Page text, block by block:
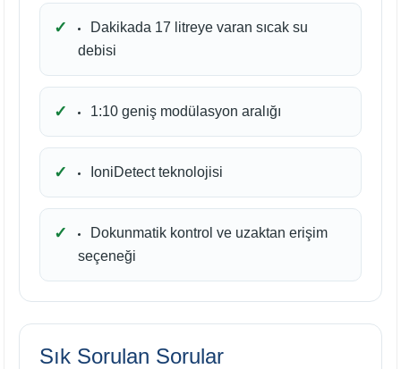
Dakikada 17 litreye varan sıcak su
debisi
1:10 geniş modülasyon aralığı
IoniDetect teknolojisi
Dokunmatik kontrol ve uzaktan erişim
seçeneği
Sık Sorulan Sorular